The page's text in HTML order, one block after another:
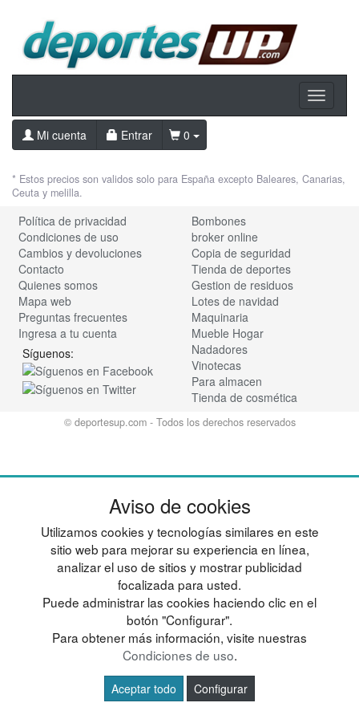
Toggle
Mi cuenta
Entrar 0
* Estos precios son validos solo para España excepto Baleares, Canarias,
Ceuta y melilla.
Política de privacidad
Condiciones de uso
Cambios y devoluciones
Contacto
Quienes somos
Mapa web
Preguntas frecuentes
Ingresa a tu cuenta
Síguenos:
Bombones
broker online
Copia de seguridad
Tienda de deportes
Gestion de residuos
Lotes de navidad
Maquinaria
Mueble Hogar
Nadadores
Vinotecas
Para almacen
Tienda de cosmética
© deportesup.com - Todos los derechos reservados
Aviso de cookies
Utilizamos cookies y tecnologías similares en este
sitio web para mejorar su experiencia en línea,
analizar el uso de sitios y mostrar publicidad
focalizada para usted.
Puede administrar las cookies haciendo clic en el
botón "Configurar".
Para obtener más información, visite nuestras
Condiciones de uso.
Aceptar todo Configurar